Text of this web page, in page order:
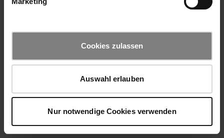
Cookies zulassen
Auswahl erlauben
Nur notwendige Cookies verwenden